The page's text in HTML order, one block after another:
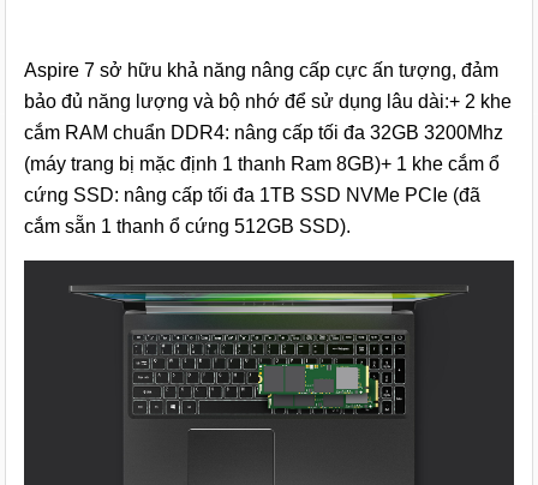
Aspire 7 sở hữu khả năng nâng cấp cực ấn tượng, đảm
bảo đủ năng lượng và bộ nhớ để sử dụng lâu dài:+ 2 khe
cắm RAM chuẩn DDR4: nâng cấp tối đa 32GB 3200Mhz
(máy trang bị mặc định 1 thanh Ram 8GB)+ 1 khe cắm ổ
cứng SSD: nâng cấp tối đa 1TB SSD NVMe PCIe (đã
cắm sẵn 1 thanh ổ cứng 512GB SSD).